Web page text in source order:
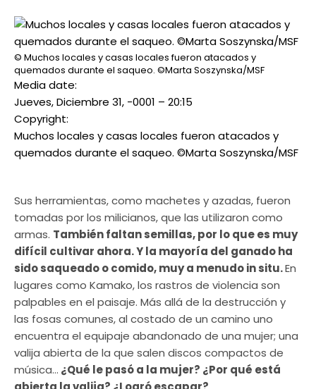
© Muchos locales y casas locales fueron atacados y
quemados durante el saqueo. ©Marta Soszynska/MSF
Media date:
Jueves, Diciembre 31, -0001 – 20:15
Copyright:
Muchos locales y casas locales fueron atacados y
quemados durante el saqueo. ©Marta Soszynska/MSF
Sus herramientas, como machetes y azadas, fueron
tomadas por los milicianos, que las utilizaron como
armas. También faltan semillas, por lo que es muy
difícil cultivar ahora. Y la mayoría del ganado ha
sido saqueado o comido, muy a menudo in situ.En
lugares como Kamako, los rastros de violencia son
palpables en el paisaje. Más allá de la destrucción y
las fosas comunes, al costado de un camino uno
encuentra el equipaje abandonado de una mujer; una
valija abierta de la que salen discos compactos de
música… ¿Qué le pasó a la mujer? ¿Por qué está